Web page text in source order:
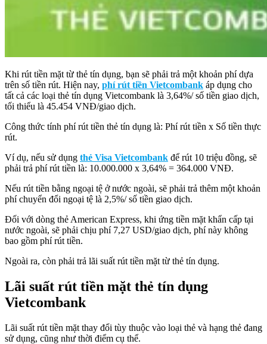
Khi rút tiền mặt từ thẻ tín dụng, bạn sẽ phải trả một khoản phí dựa
trên số tiền rút. Hiện nay, phí rút tiền Vietcombank áp dụng cho
tất cả các loại thẻ tín dụng Vietcombank là 3,64%/ số tiền giao dịch,
tối thiểu là 45.454 VNĐ/giao dịch.
Công thức tính phí rút tiền thẻ tín dụng là: Phí rút tiền x Số tiền thực
rút.
Ví dụ, nếu sử dụng thẻ Visa Vietcombank để rút 10 triệu đồng, sẽ
phải trả phí rút tiền là: 10.000.000 x 3,64% = 364.000 VNĐ.
Nếu rút tiền bằng ngoại tệ ở nước ngoài, sẽ phải trả thêm một khoản
phí chuyển đổi ngoại tệ là 2,5%/ số tiền giao dịch.
Đối với dòng thẻ American Express, khi ứng tiền mặt khẩn cấp tại
nước ngoài, sẽ phải chịu phí 7,27 USD/giao dịch, phí này không
bao gồm phí rút tiền.
Ngoài ra, còn phải trả lãi suất rút tiền mặt từ thẻ tín dụng.
Lãi suất rút tiền mặt thẻ tín dụng
Vietcombank
Lãi suất rút tiền mặt thay đổi tùy thuộc vào loại thẻ và hạng thẻ đang
sử dụng, cũng như thời điểm cụ thể.